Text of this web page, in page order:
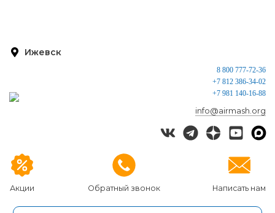
Ижевск
Акции Обратный звонок Написать нам
8 800 777-72-36
+7 812 386-34-02
+7 981 140-16-88
info@airmash.org